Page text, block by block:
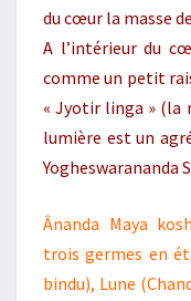
du cœur la masse
A l’intérieur du
comme un petit
« Jyotir linga » (la
lumière est un
Yogheswarananda
Ânanda Maya
trois germes en
bindu), Lune